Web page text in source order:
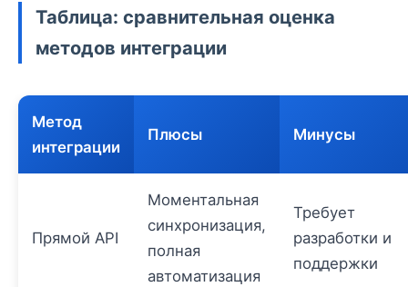
Таблица: сравнительная оценка
методов интеграции
Метод
интеграции
Плюсы Минусы
Прямой API
Моментальная
синхронизация,
полная
автоматизация
Требует
разработки и
поддержки